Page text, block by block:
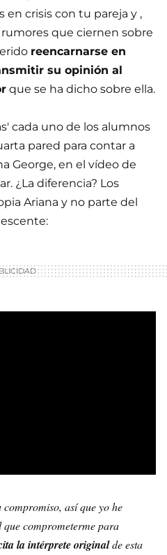
en crisis con tu pareja y ,
que ciernen sobre
reencarnarse en
su opinión al
que se ha dicho sobre ella.
cada uno de los alumnos
pared para contar a
George, en el vídeo de
¿La diferencia? Los
Ariana y no parte del
así que yo he
comprometerme para
la intérprete originalde esta